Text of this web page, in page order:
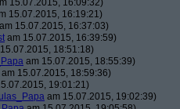
15.07.2015, 16:09:32)
15.07.2015, 16:19:21)
am 15.07.2015, 16:37:03)
am 15.07.2015, 16:39:59)
18:51:18)
am 15.07.2015, 18:55:39)
am 15.07.2015, 18:59:36)
19:01:21)
am 15.07.2015, 19:02:39)